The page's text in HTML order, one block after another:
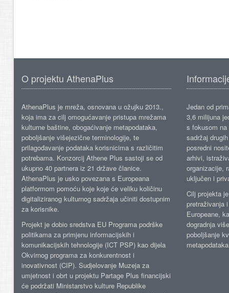
O projektu AthenaPlus
AthenaPlus je mreža, osnovana u ožujku 2013.,
koja ima za cilj omogućavanje pristupa mrežama
kulturne baštine, obogaćivanje metapodataka,
poboljšanje višejezične terminologije, te
prilagođavanje podataka korisnicima s različitim
potrebama. Konzorcij Athene Plus sastoji se od
ukupno 40 partnera iz 21 države članice.
AthenaPlus je usko povezana s Europeana
platformom pomoću koje koje će veliku količinu
digitaliziranog kulturnog sadržaja učiniti dostupnim
za korisnike.
Projekt je dobio sredstva EU Programa podrške
politikama za primjenu informacijskih i
komunikacijskih tehnologije (ICT PSP) kao dijela
Okvirnog programa za konkurentnost i
inovativnost (CIP). Sudjelovanje Muzeja za
umjetnost i obrt u projektu Partage Plus financijski
će podržati Ministarstvo kulture Republike
Jedan od
3,6 milijuna
s fokusom
sadržaj
posredni
arhivi,
organizacije,
uključen i
Cilj projekta
pretraživanja
Europeane,
dogradnja
poboljšanje